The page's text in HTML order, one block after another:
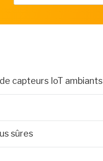
capteurs IoT ambiants
sûres